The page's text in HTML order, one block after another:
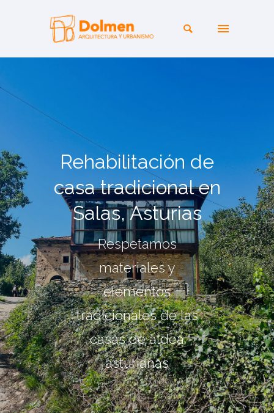
Rehabilitación de
casa tradicional en
Salas, Asturias
Respetamos
materiales y
elementos
tradicionales de las
casas de aldea
asturianas